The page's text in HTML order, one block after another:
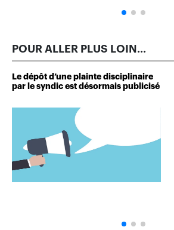
POUR ALLER PLUS LOIN...
Le dépôt d’une plainte disciplinaire
par le syndic est désormais publicisé